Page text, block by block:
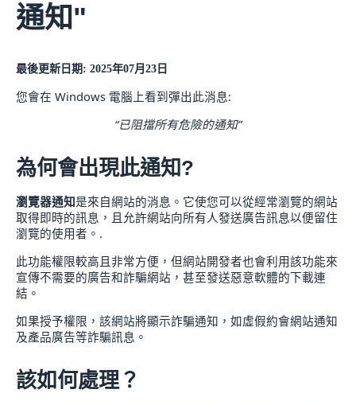
通知"
最後更新日期: 2025年07月23日
您會在 Windows 電腦上看到彈出此消息:
“已阻擋所有危險的通知”
為何會出現此通知?
瀏覽器通知是來自網站的消息。它使您可以從經常瀏覽的網站
取得即時的訊息，且允許網站向所有人發送廣告訊息以便留住
瀏覽的使用者。.
此功能權限較高且非常方便，但網站開發者也會利用該功能來
宣傳不需要的廣告和詐騙網站，甚至發送惡意軟體的下載連
結。
如果授予權限，該網站將顯示詐騙通知，如虛假約會網站通知
及產品廣告等詐騙訊息。
該如何處理？